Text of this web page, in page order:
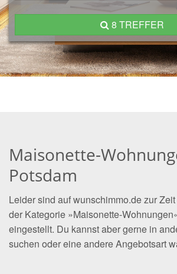
8 TREFFER
Maisonette-
Potsdam
Leider sind auf wunschimmo.de zur
der Kategorie »Maisonette-
eingestellt. Du kannst aber gerne in
suchen oder eine andere Angebotsart